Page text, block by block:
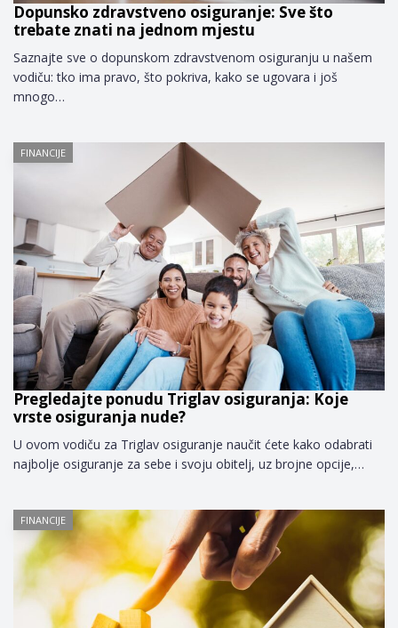
Dopunsko zdravstveno osiguranje: Sve što
trebate znati na jednom mjestu
Saznajte sve o dopunskom zdravstvenom osiguranju u našem
vodiču: tko ima pravo, što pokriva, kako se ugovara i još
mnogo…
FINANCIJE
Pregledajte ponudu Triglav osiguranja: Koje
vrste osiguranja nude?
U ovom vodiču za Triglav osiguranje naučit ćete kako odabrati
najbolje osiguranje za sebe i svoju obitelj, uz brojne opcije,…
FINANCIJE